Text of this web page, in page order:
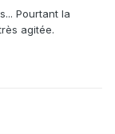
Pourtant la
agitée.